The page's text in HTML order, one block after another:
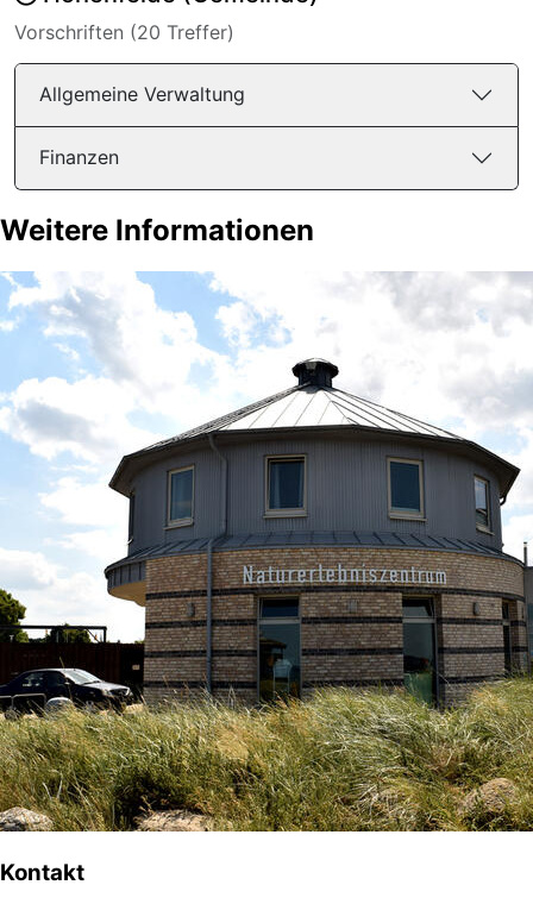
Vorschriften (20 Treffer)
Allgemeine Verwaltung
Finanzen
Weitere Informationen
Kontakt